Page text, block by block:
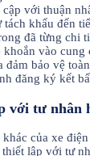
với thuận
khấu đến
đã từng chi
vào cung
đảm bảo vệ
đăng ký kết
với tư nhân
của xe
lập với tư